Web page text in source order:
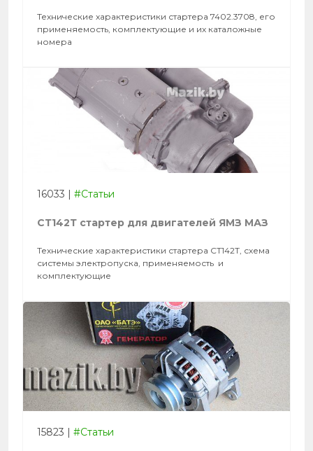
Технические характеристики стартера 7402.3708, его
применяемость, комплектующие и их каталожные
номера
16033 | #Статьи
СТ142Т стартер для двигателей ЯМЗ МАЗ
Технические характеристики стартера СТ142Т, схема
системы электропуска, применяемость и
комплектующие
15823 | #Статьи